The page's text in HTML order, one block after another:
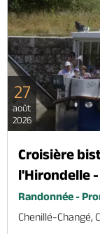
27
août
2026
Croisière
l'Hirondelle
Randonnée -
Chenillé-Changé,